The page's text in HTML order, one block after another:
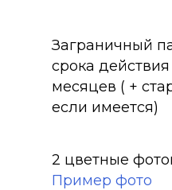
Заграничный
срока
месяцев ( +
если имеется)
2 цветные
Пример фото